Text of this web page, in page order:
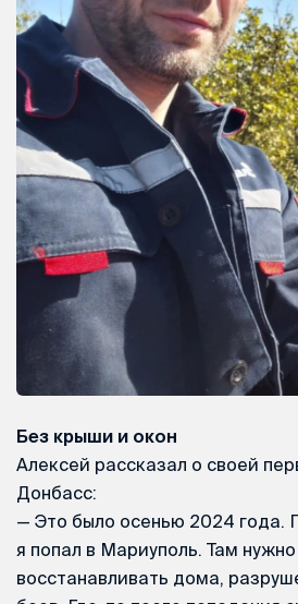
Без крыши и окон
Алексей рассказал о своей
Донбасс:
— Это было осенью 2024 года.
я попал в Мариуполь. Там
восстанавливать дома,